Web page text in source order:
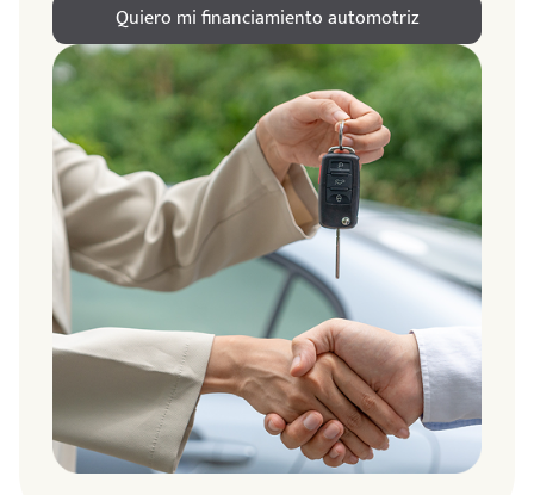
Quiero mi financiamiento automotriz